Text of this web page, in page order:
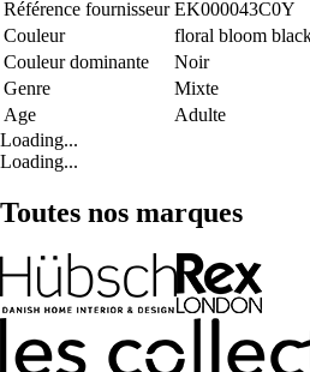
Référence fournisseur EK000043C0Y
Couleur
floral bloom
Couleur dominante
Noir
Genre
Mixte
Age
Adulte
Loading...
Loading...
Toutes nos marques